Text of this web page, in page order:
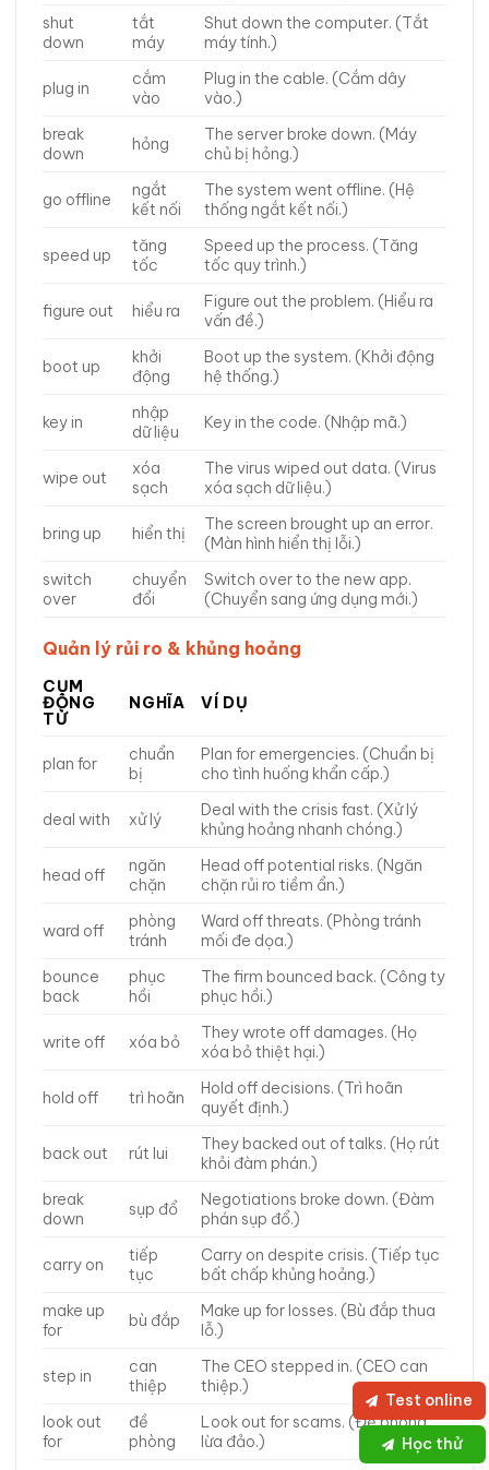
shut
down
tắt
máy
Shut down the computer. (Tắt
máy tính.)
plug in
cắm
vào
Plug in the cable. (Cắm dây
vào.)
break
down
hỏng
The server broke down. (Máy
chủ bị hỏng.)
go offline
ngắt
kết nối
The system went offline. (Hệ
thống ngắt kết nối.)
speed up
tăng
tốc
Speed up the process. (Tăng
tốc quy trình.)
figure out hiểu ra
Figure out the problem. (Hiểu ra
vấn đề.)
boot up
khởi
động
Boot up the system. (Khởi động
hệ thống.)
key in
nhập
dữ liệu
Key in the code. (Nhập mã.)
wipe out
xóa
sạch
The virus wiped out data. (Virus
xóa sạch dữ liệu.)
bring up hiển thị
The screen brought up an error.
(Màn hình hiển thị lỗi.)
switch
over
chuyển
đổi
Switch over to the new app.
(Chuyển sang ứng dụng mới.)
Quản lý rủi ro & khủng hoảng
CỤM
ĐỘNG
TỪ
NGHĨA VÍ DỤ
plan for
chuẩn
bị
Plan for emergencies. (Chuẩn bị
cho tình huống khẩn cấp.)
deal with xử lý
Deal with the crisis fast. (Xử lý
khủng hoảng nhanh chóng.)
head off
ngăn
chặn
Head off potential risks. (Ngăn
chặn rủi ro tiềm ẩn.)
ward off
phòng
tránh
Ward off threats. (Phòng tránh
mối đe dọa.)
bounce
back
phục
hồi
The firm bounced back. (Công ty
phục hồi.)
write off xóa bỏ
They wrote off damages. (Họ
xóa bỏ thiệt hại.)
hold off trì hoãn
Hold off decisions. (Trì hoãn
quyết định.)
back out rút lui
They backed out of talks. (Họ rút
khỏi đàm phán.)
break
down
sụp đổ
Negotiations broke down. (Đàm
phán sụp đổ.)
carry on
tiếp
tục
Carry on despite crisis. (Tiếp tục
bất chấp khủng hoảng.)
make up
for
bù đắp
Make up for losses. (Bù đắp thua
lỗ.)
step in
can
thiệp
The CEO stepped in. (CEO can
thiệp.)
look out
for
đề
phòng
Look out for scams. (Đề phòng
lừa đảo.)
Học thử
Test online